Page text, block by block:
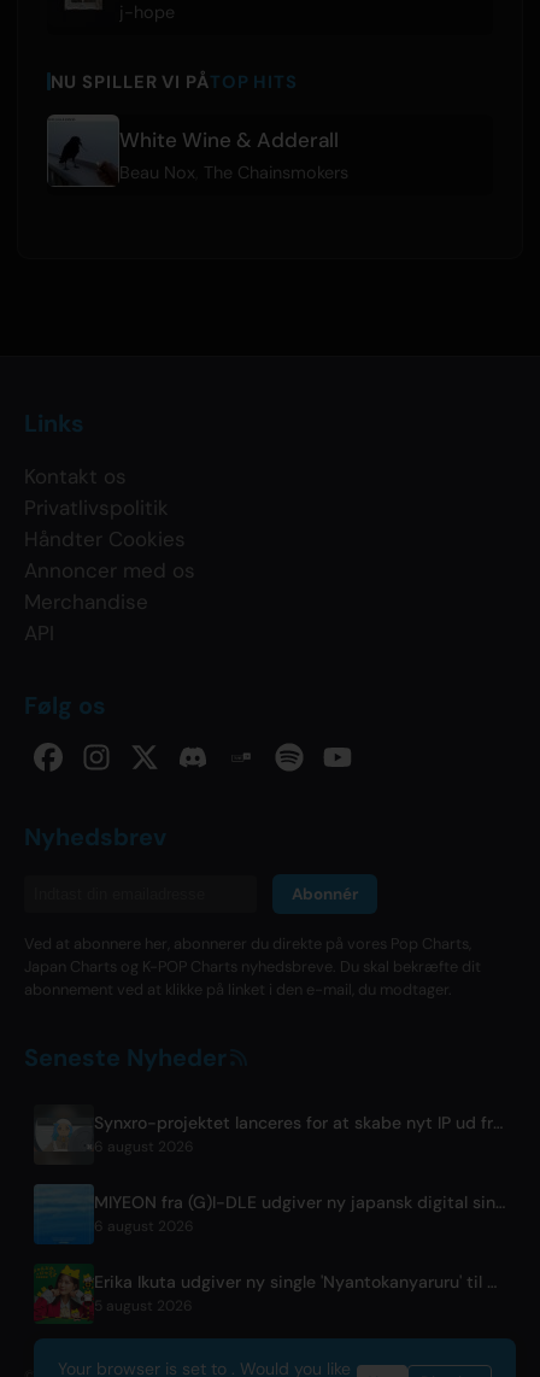
j-hope
NU SPILLER VI PÅTOP HITS
White Wine & Adderall
Beau Nox The Chainsmokers
Links
Kontakt os
Privatlivspolitik
Håndter Cookies
Annoncer med os
Merchandise
API
Følg os
Nyhedsbrev
Abonnér
Ved at abonnere her, abonnerer du direkte på vores Pop Charts,
Japan Charts og K-POP Charts nyhedsbreve. Du skal bekræfte dit
abonnement ved at klikke på linket i den e-mail, du modtager.
Seneste Nyheder
Synxro-projektet lanceres for at skabe nyt IP ud fra fiktive anime åbningssekvenser
6 august 2026
MIYEON fra (G)I-DLE udgiver ny japansk digital single 'RUN AWAY'
6 august 2026
Erika Ikuta udgiver ny single 'Nyantokanyaruru' til børnebogen 'Fumikiri Neko'
5 august 2026
Your browser is set to . Would you like